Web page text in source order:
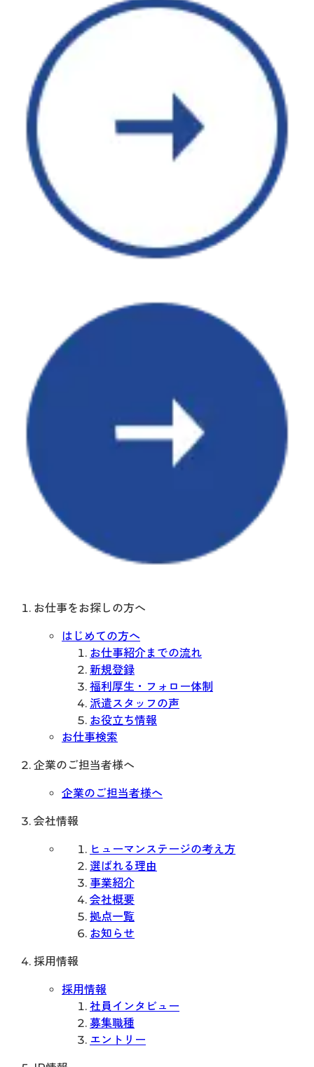
お仕事をお探しの方へ
はじめての方へ
お仕事紹介までの流れ
新規登録
福利厚生・フォロー体制
派遣スタッフの声
お役立ち情報
お仕事検索
企業のご担当者様へ
企業のご担当者様へ
会社情報
ヒューマンステージの考え方
選ばれる理由
事業紹介
会社概要
拠点一覧
お知らせ
採用情報
採用情報
社員インタビュー
募集職種
エントリー